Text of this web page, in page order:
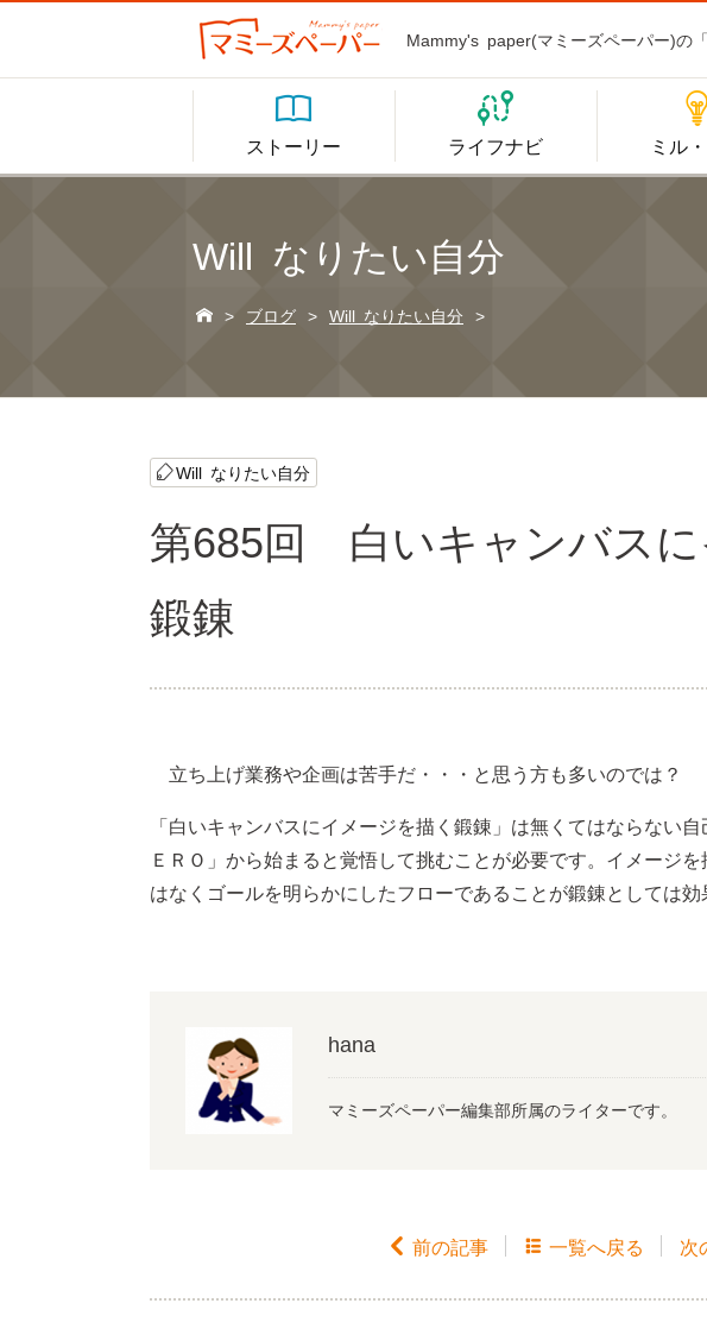
Mammy's paper(マミーズペーパー)の「

ストーリー

ライフナビ

ミル
Will なりたい自分
 > ブログ > Will なりたい自分 >
Will なりたい自分
第685回 白いキャンバスに
鍛錬
立ち上げ業務や企画は苦手だ・・・と思う方も多いのでは？
「白いキャンバスにイメージを描く鍛錬」は無くてはならない
ＥＲＯ」から始まると覚悟して挑むことが必要です。イメージ
はなくゴールを明らかにしたフローであることが鍛錬としては効
hana
マミーズペーパー編集部所属のライターです。
 前の記事  一覧へ戻る 次